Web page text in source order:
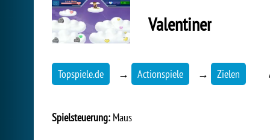
Valentiner
Topspiele.de → Actionspiele → Zielen
Spielsteuerung: Maus